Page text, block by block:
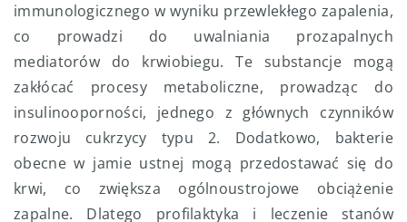
immunologicznego w wyniku przewlekłego zapalenia,
co prowadzi do uwalniania prozapalnych
mediatorów do krwiobiegu. Te substancje mogą
zakłócać procesy metaboliczne, prowadząc do
insulinooporności, jednego z głównych czynników
rozwoju cukrzycy typu 2. Dodatkowo, bakterie
obecne w jamie ustnej mogą przedostawać się do
krwi, co zwiększa ogólnoustrojowe obciążenie
zapalne. Dlatego profilaktyka i leczenie stanów